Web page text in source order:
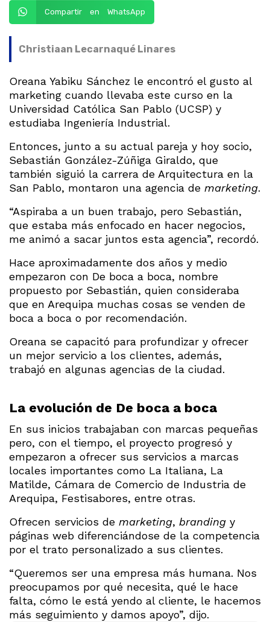
Compartir en WhatsApp
Christiaan Lecarnaqué Linares
Oreana Yabiku Sánchez le encontró el gusto al
marketing cuando llevaba este curso en la
Universidad Católica San Pablo (UCSP) y
estudiaba Ingeniería Industrial.
Entonces, junto a su actual pareja y hoy socio,
Sebastián González-Zúñiga Giraldo, que
también siguió la carrera de Arquitectura en la
San Pablo, montaron una agencia de marketing.
“Aspiraba a un buen trabajo, pero Sebastián,
que estaba más enfocado en hacer negocios,
me animó a sacar juntos esta agencia”, recordó.
Hace aproximadamente dos años y medio
empezaron con De boca a boca, nombre
propuesto por Sebastián, quien consideraba
que en Arequipa muchas cosas se venden de
boca a boca o por recomendación.
Oreana se capacitó para profundizar y ofrecer
un mejor servicio a los clientes, además,
trabajó en algunas agencias de la ciudad.
La evolución de De boca a boca
En sus inicios trabajaban con marcas pequeñas
pero, con el tiempo, el proyecto progresó y
empezaron a ofrecer sus servicios a marcas
locales importantes como La Italiana, La
Matilde, Cámara de Comercio de Industria de
Arequipa, Festisabores, entre otras.
Ofrecen servicios de marketing, branding y
páginas web diferenciándose de la competencia
por el trato personalizado a sus clientes.
“Queremos ser una empresa más humana. Nos
preocupamos por qué necesita, qué le hace
falta, cómo le está yendo al cliente, le hacemos
más seguimiento y damos apoyo”, dijo.